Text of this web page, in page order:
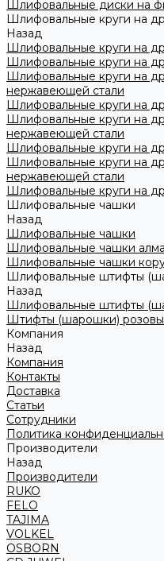
Шлифовальные диски на
Шлифовальные круги на
Назад
Шлифовальные круги на
Шлифовальные круги на
Шлифовальные круги на
нержавеющей стали
Шлифовальные круги на
Шлифовальные круги на
нержавеющей стали
Шлифовальные круги на
Шлифовальные круги на
нержавеющей стали
Шлифовальные круги на
Шлифовальные чашки
Назад
Шлифовальные чашки
Шлифовальные чашки
Шлифовальные чашки
Шлифовальные штифты
Назад
Шлифовальные штифты
Штифты (шарошки)
Компания
Назад
Компания
Контакты
Доставка
Статьи
Сотрудники
Политика
Производители
Назад
Производители
RUKO
FELO
TAJIMA
VOLKEL
OSBORN